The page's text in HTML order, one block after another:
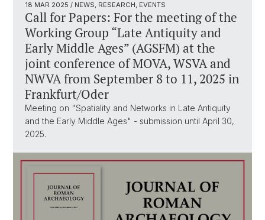
18 MAR 2025 / NEWS, RESEARCH, EVENTS
Call for Papers: For the meeting of the
Working Group “Late Antiquity and
Early Middle Ages” (AGSFM) at the
joint conference of MOVA, WSVA and
NWVA from September 8 to 11, 2025 in
Frankfurt/Oder
Meeting on "Spatiality and Networks in Late Antiquity
and the Early Middle Ages" - submission until April 30,
2025.